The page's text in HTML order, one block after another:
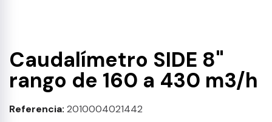
Caudalímetro SIDE 8"
rango de 160 a 430 m3/h
Referencia 2010004021442